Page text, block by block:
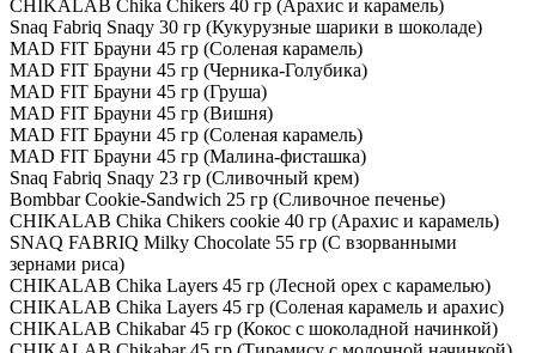
CHIKALAB Chika Chikers 40 гр (Арахис и карамель)
Snaq Fabriq Snaqy 30 гр (Кукурузные шарики в шоколаде)
MAD FIT Брауни 45 гр (Соленая карамель)
MAD FIT Брауни 45 гр (Черника-Голубика)
MAD FIT Брауни 45 гр (Груша)
MAD FIT Брауни 45 гр (Вишня)
MAD FIT Брауни 45 гр (Соленая карамель)
MAD FIT Брауни 45 гр (Малина-фисташка)
Snaq Fabriq Snaqy 23 гр (Сливочный крем)
Bombbar Cookie-Sandwich 25 гр (Сливочное печенье)
CHIKALAB Chika Chikers cookie 40 гр (Арахис и карамель)
SNAQ FABRIQ Milky Chocolate 55 гр (С взорванными
зернами риса)
CHIKALAB Chika Layers 45 гр (Лесной орех с карамелью)
CHIKALAB Chika Layers 45 гр (Соленая карамель и арахис)
CHIKALAB Chikabar 45 гр (Кокос с шоколадной начинкой)